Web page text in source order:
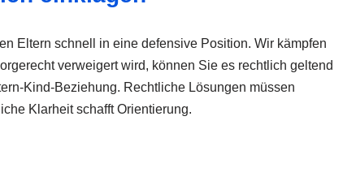
Eltern schnell in eine defensive Position. Wir kämpfen
verweigert wird, können Sie es rechtlich geltend
Kind-Beziehung. Rechtliche Lösungen müssen
Klarheit schafft Orientierung.